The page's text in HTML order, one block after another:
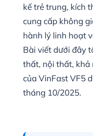
kế trẻ trung, kích
cung cấp không
hành lý linh hoạt
Bài viết dưới đây
thất, nội thất, khả
của VinFast VF5
tháng 10/2025.